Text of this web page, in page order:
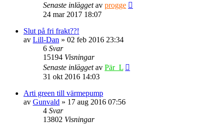
Senaste inläggetav progge
24 mar 2017 18:07
Slut på fri frakt??!
av Lill-Dan » 02 feb 2016 23:34
6 Svar
15194 Visningar
Senaste inläggetav Pär_L
31 okt 2016 14:03
Arti green till värmepump
av Gunvald » 17 aug 2016 07:56
4 Svar
13802 Visningar